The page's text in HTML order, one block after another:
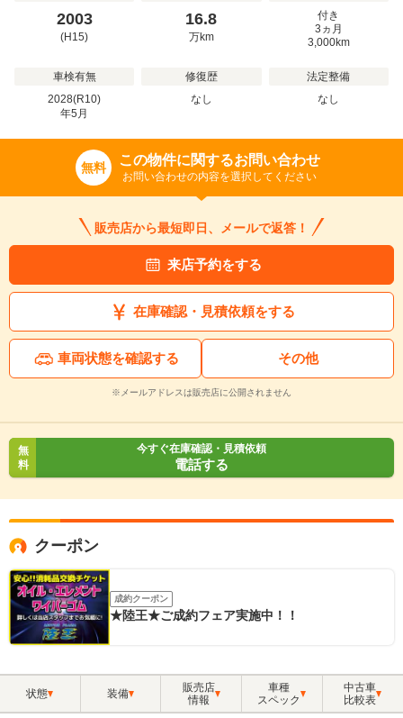
2003
(H15)
16.8
万km
付き
3ヵ月
3,000km
車検有無
2028(R10)
年5 月
修復歴
なし
法定整備
なし
無料 この物件に関するお問い合わせ
お問い合わせの内容を選択してください
販売店から最短即日、メールで返答！
来店予約をする
在庫確認・見積依頼をする
車両状態を確認する その他
※メールアドレスは販売店に公開されません
無
料
今すぐ在庫確認・見積依頼
電話する
クーポン
成約クーポン
★陸王★ご成約フェア実施中！！
状態 装備
販売店
情報
車種
スペック
中古車
比較表